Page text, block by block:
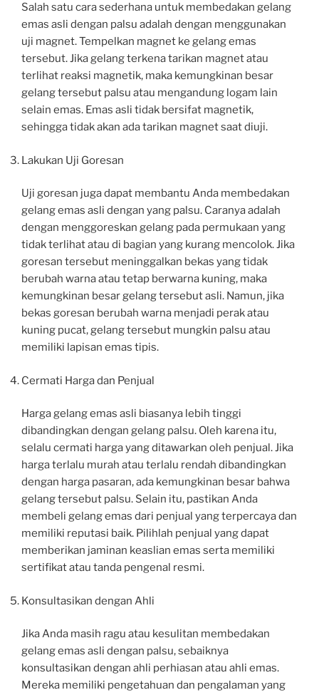
Salah satu cara sederhana untuk membedakan gelang
emas asli dengan palsu adalah dengan menggunakan
uji magnet. Tempelkan magnet ke gelang emas
tersebut. Jika gelang terkena tarikan magnet atau
terlihat reaksi magnetik, maka kemungkinan besar
gelang tersebut palsu atau mengandung logam lain
selain emas. Emas asli tidak bersifat magnetik,
sehingga tidak akan ada tarikan magnet saat diuji.
Lakukan Uji Goresan
Uji goresan juga dapat membantu Anda membedakan
gelang emas asli dengan yang palsu. Caranya adalah
dengan menggoreskan gelang pada permukaan yang
tidak terlihat atau di bagian yang kurang mencolok. Jika
goresan tersebut meninggalkan bekas yang tidak
berubah warna atau tetap berwarna kuning, maka
kemungkinan besar gelang tersebut asli. Namun, jika
bekas goresan berubah warna menjadi perak atau
kuning pucat, gelang tersebut mungkin palsu atau
memiliki lapisan emas tipis.
Cermati Harga dan Penjual
Harga gelang emas asli biasanya lebih tinggi
dibandingkan dengan gelang palsu. Oleh karena itu,
selalu cermati harga yang ditawarkan oleh penjual. Jika
harga terlalu murah atau terlalu rendah dibandingkan
dengan harga pasaran, ada kemungkinan besar bahwa
gelang tersebut palsu. Selain itu, pastikan Anda
membeli gelang emas dari penjual yang terpercaya dan
memiliki reputasi baik. Pilihlah penjual yang dapat
memberikan jaminan keaslian emas serta memiliki
sertifikat atau tanda pengenal resmi.
Konsultasikan dengan Ahli
Jika Anda masih ragu atau kesulitan membedakan
gelang emas asli dengan palsu, sebaiknya
konsultasikan dengan ahli perhiasan atau ahli emas.
Mereka memiliki pengetahuan dan pengalaman yang